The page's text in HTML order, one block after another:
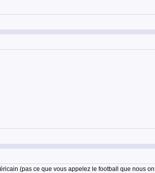
(pas ce que vous appelez le football que nous